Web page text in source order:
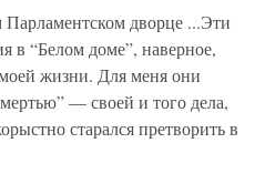
дворце ...Эти
в “Белом доме”, наверное,
жизни. Для меня они
— своей и того дела,
старался претворить в